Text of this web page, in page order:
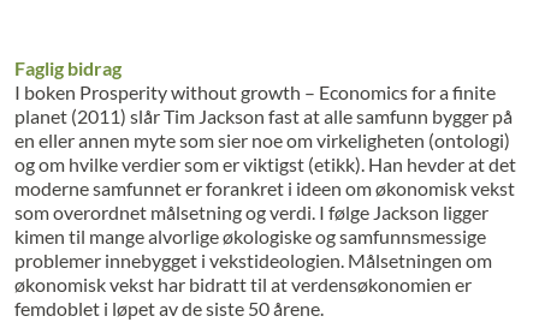
Faglig bidrag
I boken Prosperity without growth – Economics for a finite
planet (2011) slår Tim Jackson fast at alle samfunn bygger på
en eller annen myte som sier noe om virkeligheten (ontologi)
og om hvilke verdier som er viktigst (etikk). Han hevder at det
moderne samfunnet er forankret i ideen om økonomisk vekst
som overordnet målsetning og verdi. I følge Jackson ligger
kimen til mange alvorlige økologiske og samfunnsmessige
problemer innebygget i vekstideologien. Målsetningen om
økonomisk vekst har bidratt til at verdensøkonomien er
femdoblet i løpet av de siste 50 årene.